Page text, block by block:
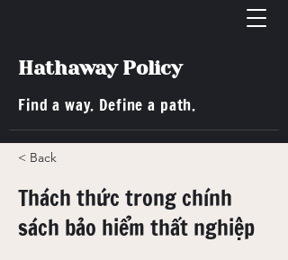
Hathaway Policy
Find a way. Define a path.
< Back
Thách thức trong chính
sách bảo hiểm thất nghiệp